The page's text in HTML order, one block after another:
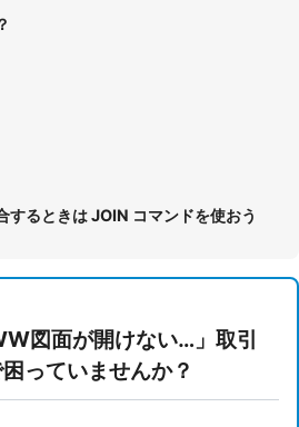
するときは JOIN コマンドを使おう
図面が開けない…」取引
っていませんか？